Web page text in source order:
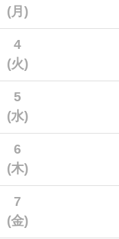
(月)
4
(火)
5
(水)
6
(木)
7
(金)